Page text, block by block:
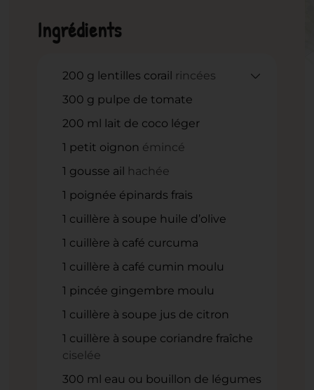
Ingrédients
200 g lentilles corail rincées
300 g pulpe de tomate
200 ml lait de coco léger
1 petit oignon émincé
1 gousse ail hachée
1 poignée épinards frais
1 cuillère à soupe huile d’olive
1 cuillère à café curcuma
1 cuillère à café cumin moulu
1 pincée gingembre moulu
1 cuillère à soupe jus de citron
1 cuillère à soupe coriandre fraîche
ciselée
300 ml eau ou bouillon de légumes